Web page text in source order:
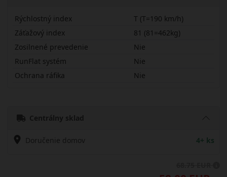
Rýchlostný index
T (T=190 km/h)
Záťažový index
81 (81=462kg)
Zosilnené prevedenie
Nie
RunFlat systém
Nie
Ochrana ráfika
Nie
Centrálny sklad
Doručenie domov 4+ ks